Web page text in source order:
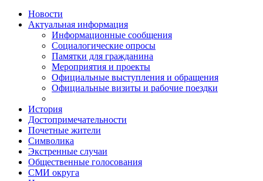
Новости
Актуальная информация
Информационные сообщения
Социалогические опросы
Памятки для гражданина
Мероприятия и проекты
Официальные выступления и обращения
Официальные визиты и рабочие поездки
История
Достопримечательности
Почетные жители
Символика
Экстренные случаи
Общественные голосования
СМИ округа